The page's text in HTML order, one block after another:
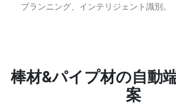
プランニング、インテリジェント識別。
棒材&パイプ材の自動
案